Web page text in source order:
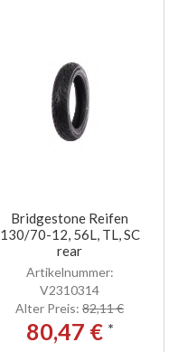
Bridgestone Reifen
130/70-12, 56L, TL, SC
rear
Artikelnummer:
V2310314
Alter Preis: 82,11 €
80,47 € *